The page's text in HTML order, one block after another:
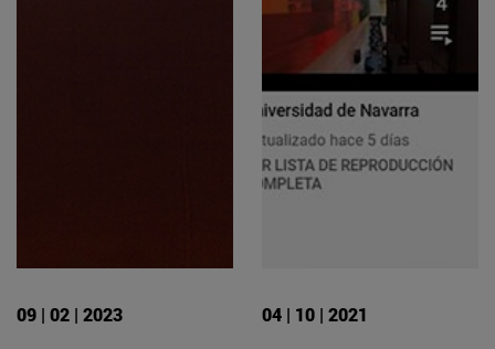
09 | 02 | 2023 04 | 10 | 2021